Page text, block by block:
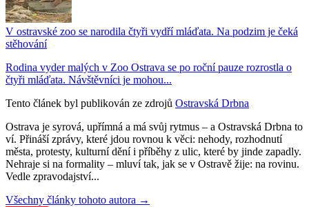
V ostravské zoo se narodila čtyři vydří mláďata. Na podzim je čeká
stěhování
Rodina vyder malých v Zoo Ostrava se po roční pauze rozrostla o
čtyři mláďata. Návštěvníci je mohou...
Tento článek byl publikován ze zdrojů Ostravská Drbna
Ostrava je syrová, upřímná a má svůj rytmus – a Ostravská Drbna to
ví. Přináší zprávy, které jdou rovnou k věci: nehody, rozhodnutí
města, protesty, kulturní dění i příběhy z ulic, které by jinde zapadly.
Nehraje si na formality – mluví tak, jak se v Ostravě žije: na rovinu.
Vedle zpravodajství...
Všechny články tohoto autora →